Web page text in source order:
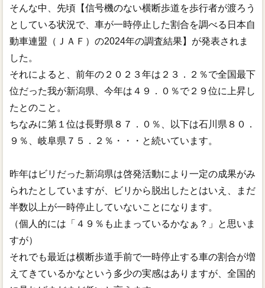
そんな中、先頃【信号機のない横断歩道を歩行者が渡ろう
としている状況で、車が一時停止した割合を調べる日本自
動車連盟（ＪＡＦ）の2024年の調査結果】が発表されま
した。
それによると、前年の２０２３年は２３．２％で全国最下
位だった我が新潟県、今年は４９．０％で２９位に上昇し
たとのこと。
ちなみに第１位は長野県８７．０％、以下は石川県８０．
９％、岐阜県７５．２％・・・と続いています。
昨年はビリだった新潟県は啓発活動により一定の成果がみ
られたとしていますが、ビリから脱出したとはいえ、まだ
半数以上が一時停止していないことになります。
（個人的には「４９％も止まっているかなぁ？」と思いま
すが）
それでも最近は横断歩道手前で一時停止する車の割合が増
えてきているかなという多少の実感はありますが、全国的